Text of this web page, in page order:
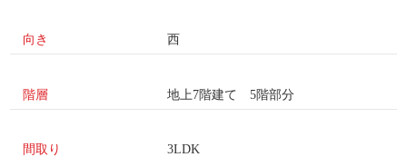
向き 西
階層 地上7階建て 5階部分
間取り 3LDK